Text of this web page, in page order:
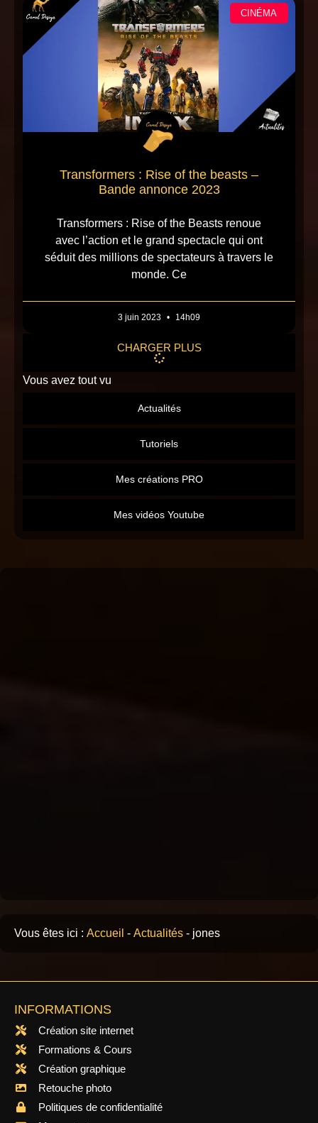
Actualités
Tutoriels
Mes créations PRO
Mes vidéos Youtube
CINÉMA
Transformers : Rise of the beasts –
Bande annonce 2023
Transformers : Rise of the Beasts renoue
avec l’action et le grand spectacle qui ont
séduit des millions de spectateurs à travers le
monde. Ce
3 juin 2023 14h09
CHARGER PLUS
Vous avez tout vu
Vous êtes ici : Accueil - Actualités - jones
INFORMATIONS
Création site internet
Formations & Cours
Création graphique
Retouche photo
Politiques de confidentialité